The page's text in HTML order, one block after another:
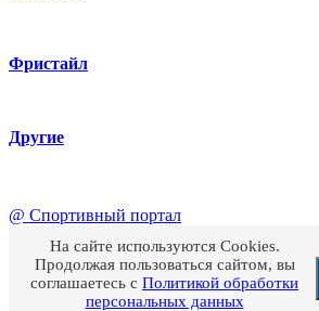
Фристайл
Другие
@ Спортивный портал
На сайте используются Cookies.
Продолжая пользоваться сайтом, вы
соглашаетесь с Политикой обработки
персональных данных